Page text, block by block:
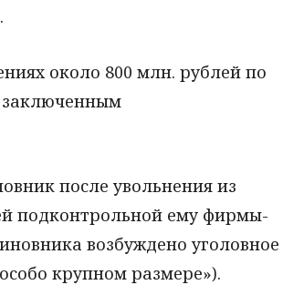
около 800 млн. рублей по
заключенным
после увольнения из
подконтрольной ему фирмы-
возбуждено уголовное
крупном размере»).